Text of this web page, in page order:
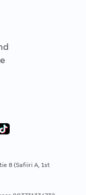
8 (Safiiri A, 1st